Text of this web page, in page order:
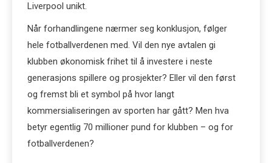
Liverpool unikt.
Når forhandlingene nærmer seg konklusjon, følger
hele fotballverdenen med. Vil den nye avtalen gi
klubben økonomisk frihet til å investere i neste
generasjons spillere og prosjekter? Eller vil den først
og fremst bli et symbol på hvor langt
kommersialiseringen av sporten har gått? Men hva
betyr egentlig 70 millioner pund for klubben – og for
fotballverdenen?